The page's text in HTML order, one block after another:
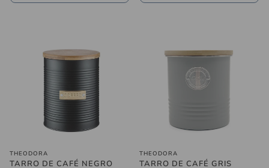
THEODORA
TARRO DE CAFÉ NEGRO
THEODORA
TARRO DE CAFÉ GRIS